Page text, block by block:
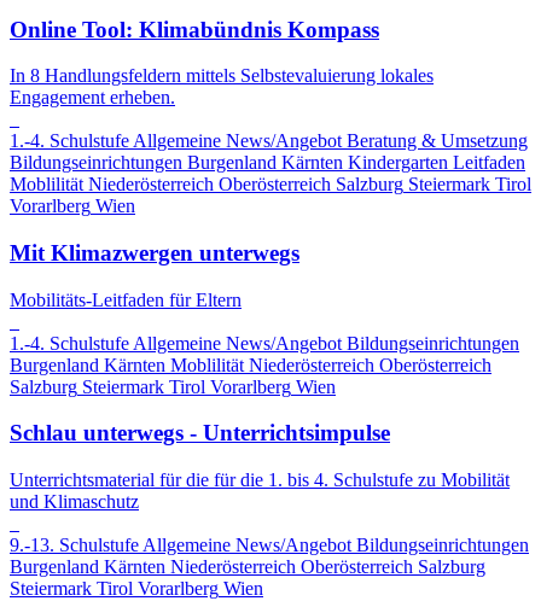
Online Tool: Klimabündnis Kompass
In 8 Handlungsfeldern mittels Selbstevaluierung lokales
Engagement erheben.
1.-4. Schulstufe Allgemeine News/Angebot Beratung & Umsetzung
Bildungseinrichtungen Burgenland Kärnten Kindergarten Leitfaden
Moblilität Niederösterreich Oberösterreich Salzburg Steiermark Tirol
Vorarlberg Wien
Mit Klimazwergen unterwegs
Mobilitäts-Leitfaden für Eltern
1.-4. Schulstufe Allgemeine News/Angebot Bildungseinrichtungen
Burgenland Kärnten Moblilität Niederösterreich Oberösterreich
Salzburg Steiermark Tirol Vorarlberg Wien
Schlau unterwegs - Unterrichtsimpulse
Unterrichtsmaterial für die für die 1. bis 4. Schulstufe zu Mobilität
und Klimaschutz
9.-13. Schulstufe Allgemeine News/Angebot Bildungseinrichtungen
Burgenland Kärnten Niederösterreich Oberösterreich Salzburg
Steiermark Tirol Vorarlberg Wien